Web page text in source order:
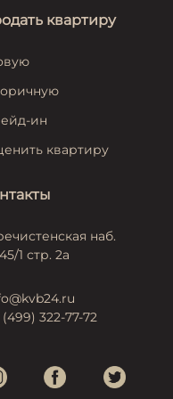
квартиру
ин
квартиру
наб.
1 стр. 2а
(499) 322-77-72